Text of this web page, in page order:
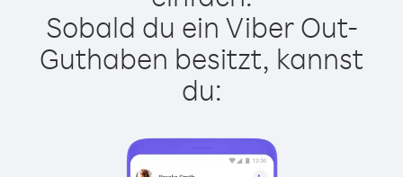
Sobald du ein Viber Out-
Guthaben besitzt, kannst
du: